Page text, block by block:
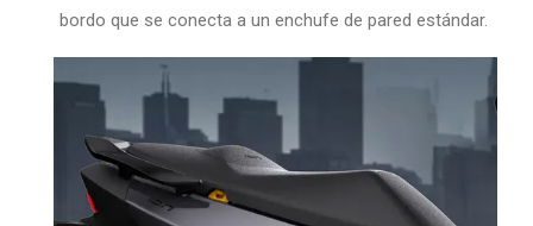
bordo que se conecta a un enchufe de pared estándar.